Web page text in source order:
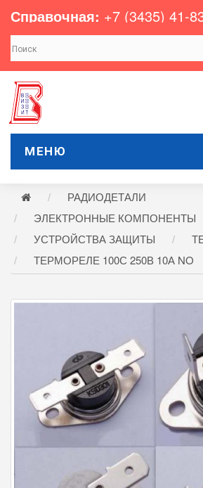
Справочная: +7 (3435) 41-
МЕНЮ
РАДИОДЕТАЛИ
ЭЛЕКТРОННЫЕ КОМПОНЕНТЫ
УСТРОЙСТВА ЗАЩИТЫ
ТЕРМОРЕЛЕ 100С 250В 10А NO